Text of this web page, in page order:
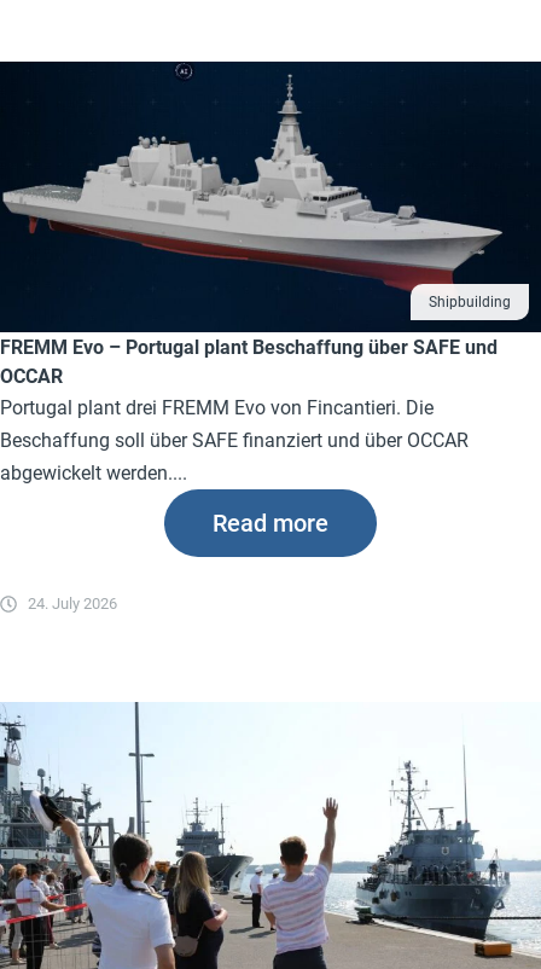
Shipbuilding
FREMM Evo – Portugal plant Beschaffung über SAFE und
OCCAR
Portugal plant drei FREMM Evo von Fincantieri. Die
Beschaffung soll über SAFE finanziert und über OCCAR
abgewickelt werden....
24. July 2026
Read more